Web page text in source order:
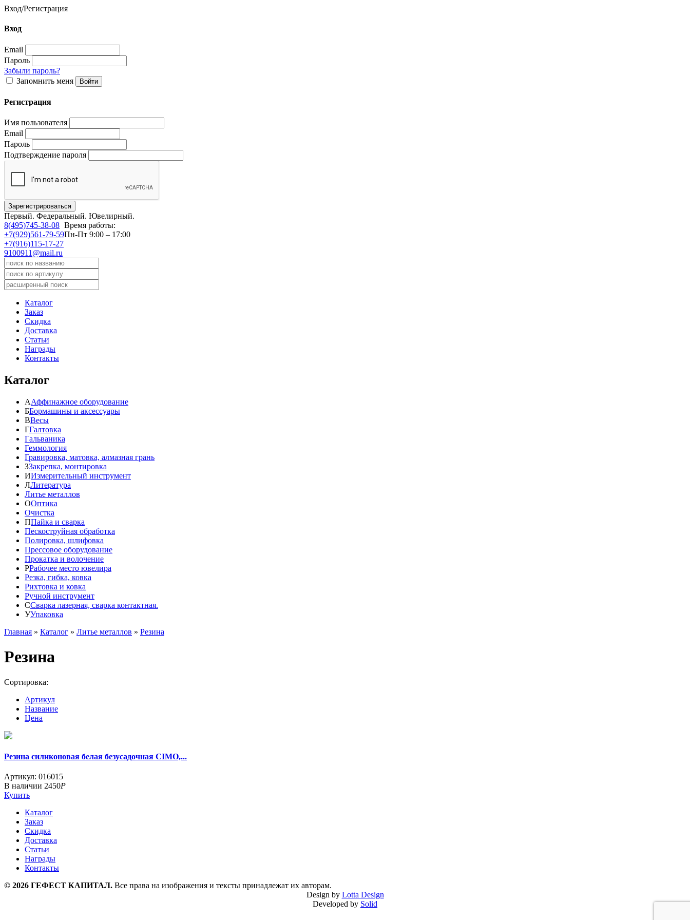
Вход/Регистрация
Вход
Email
Пароль
Забыли пароль?
Запомнить меня
Регистрация
Имя пользователя
Email
Пароль
Подтверждение пароля
Первый. Федеральный. Ювелирный.
8(495)745-38-08
+7(929)561-79-59
+7(916)115-17-27
9100911@mail.ru
Время работы:
Пн-Пт 9:00 – 17:00
Каталог
Заказ
Скидка
Доставка
Статьи
Награды
Контакты
Каталог
ААффинажное оборудование
ББормашины и аксессуары
ВВесы
ГГалтовка
Гальваника
Геммология
Гравировка, матовка, алмазная грань
ЗЗакрепка, монтировка
ИИзмерительный инструмент
ЛЛитература
Литье металлов
ООптика
Очистка
ППайка и сварка
Пескоструйная обработка
Полировка, шлифовка
Прессовое оборудование
Прокатка и волочение
РРабочее место ювелира
Резка, гибка, ковка
Рихтовка и ковка
Ручной инструмент
ССварка лазерная, сварка контактная.
УУпаковка
Главная » Каталог » Литье металлов » Резина
Резина
Сортировка:
Артикул
Название
Цена
Резина силиконовая белая безусадочная CIMO,...
Артикул: 016015
В наличии 2450Р
Купить
Каталог
Заказ
Скидка
Доставка
Статьи
Награды
Контакты
© 2026 ГЕФЕСТ КАПИТАЛ. Все права на изображения и тексты принадлежат их авторам.
Design by Lotta Design
Developed by Solid